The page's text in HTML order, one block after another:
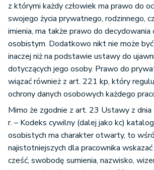
z którymi każdy człowiek ma prawo do
swojego życia prywatnego, rodzinnego,
imienia, ma także prawo do decydowania
osobistym. Dodatkowo nikt nie może
inaczej niż na podstawie ustawy do
dotyczących jego osoby. Prawo do
wiązać również z art. 221 kp, który
ochrony danych osobowych każdego
Mimo że zgodnie z art. 23 Ustawy z
r. – Kodeks cywilny (dalej jako kc)
osobistych ma charakter otwarty, to
najistotniejszych dla pracownika
cześć, swobodę sumienia, nazwisko,